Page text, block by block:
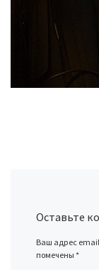
Оставьте
Ваш адрес
помечены*